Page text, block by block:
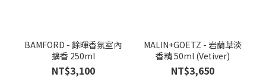
BAMFORD - 餘暉香氛室內
擴香 250ml
NT$3,100
MALIN+GOETZ - 岩蘭草淡
香精 50ml (Vetiver)
NT$3,650